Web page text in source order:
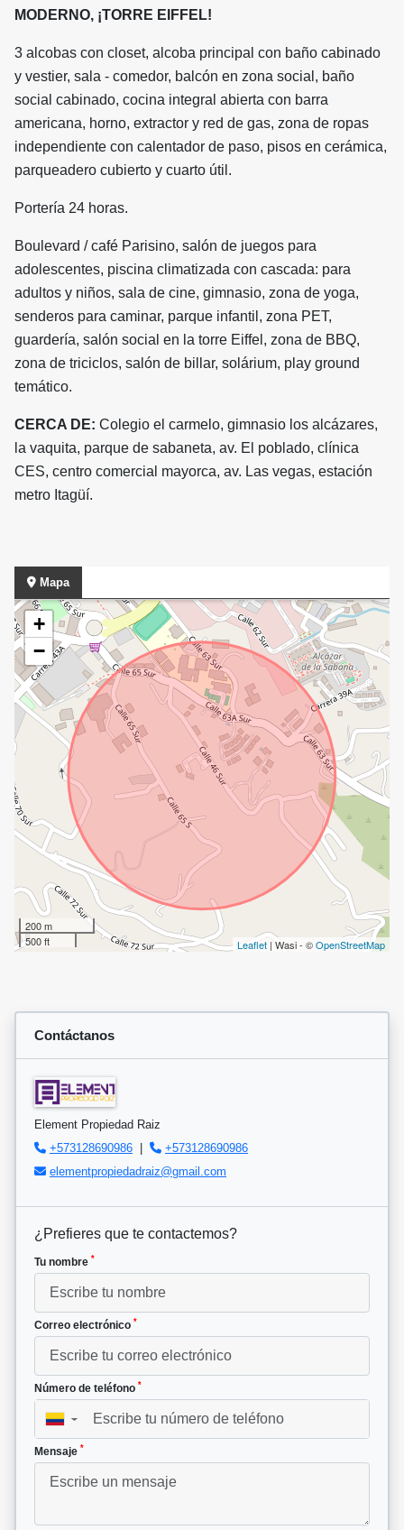
MODERNO, ¡TORRE EIFFEL!
3 alcobas con closet, alcoba principal con baño cabinado
y vestier, sala - comedor, balcón en zona social, baño
social cabinado, cocina integral abierta con barra
americana, horno, extractor y red de gas, zona de ropas
independiente con calentador de paso, pisos en cerámica,
parqueadero cubierto y cuarto útil.
Portería 24 horas.
Boulevard / café Parisino, salón de juegos para
adolescentes, piscina climatizada con cascada: para
adultos y niños, sala de cine, gimnasio, zona de yoga,
senderos para caminar, parque infantil, zona PET,
guardería, salón social en la torre Eiffel, zona de BBQ,
zona de triciclos, salón de billar, solárium, play ground
temático.
CERCA DE: Colegio el carmelo, gimnasio los alcázares,
la vaquita, parque de sabaneta, av. El poblado, clínica
CES, centro comercial mayorca, av. Las vegas, estación
metro Itagüí.
Mapa
+
−
200 m
500 ft
Leaflet | Wasi - ©OpenStreetMap
Contáctanos
Element Propiedad Raiz
+573128690986 |
+573128690986
elementpropiedadraiz@gmail.com
¿Prefieres que te contactemos?
Tu nombre *
Correo electrónico *
Número de teléfono *
▼
Mensaje *